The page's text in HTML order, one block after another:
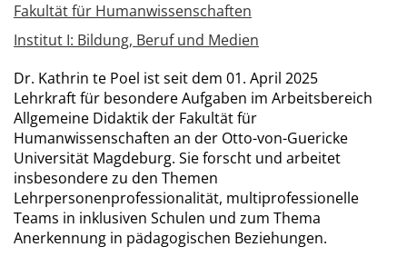
Fakultät für Humanwissenschaften
Institut I: Bildung, Beruf und Medien
Dr. Kathrin te Poel ist seit dem 01. April 2025
Lehrkraft für besondere Aufgaben im Arbeitsbereich
Allgemeine Didaktik der Fakultät für
Humanwissenschaften an der Otto-von-Guericke
Universität Magdeburg. Sie forscht und arbeitet
insbesondere zu den Themen
Lehrpersonenprofessionalität, multiprofessionelle
Teams in inklusiven Schulen und zum Thema
Anerkennung in pädagogischen Beziehungen.